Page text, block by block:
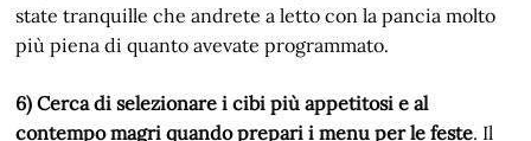
state tranquille che andrete a letto con la pancia molto
più piena di quanto avevate programmato.
6) Cerca di selezionare i cibi più appetitosi e al
contempo magri quando prepari i menu per le feste. Il